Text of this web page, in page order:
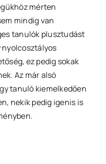
mérten
mindig van
tanulók plusztudást
nyolcosztályos
ez pedig sokak
Az már alsó
tanuló kiemelkedően
nekik pedig igenis is